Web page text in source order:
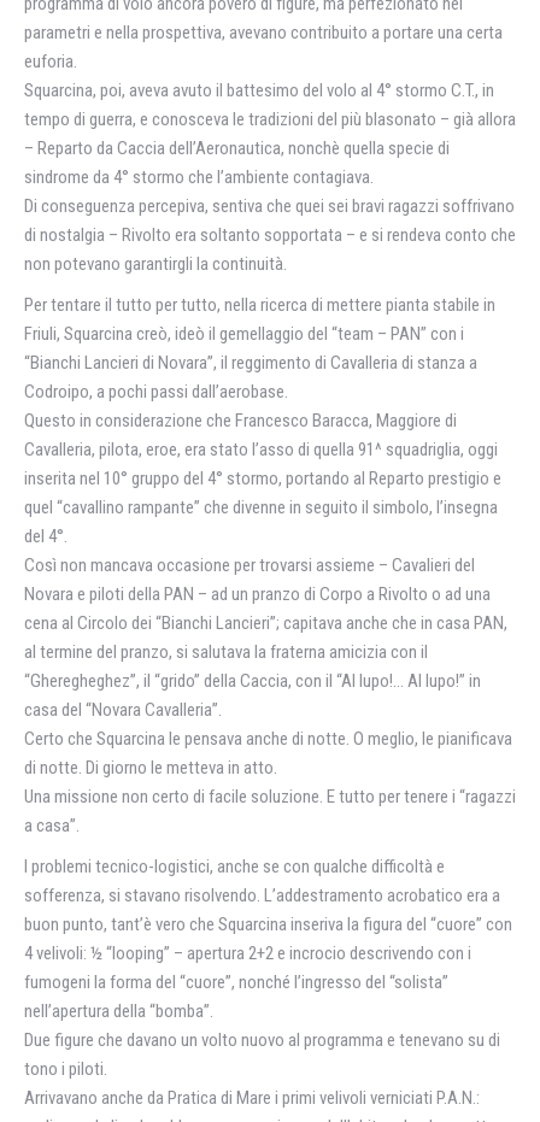
parametri e nella prospettiva, avevano contribuito a portare una certa
euforia.
Squarcina, poi, aveva avuto il battesimo del volo al 4° stormo C.T., in
tempo di guerra, e conosceva le tradizioni del più blasonato – già allora
– Reparto da Caccia dell’Aeronautica, nonchè quella specie di
sindrome da 4° stormo che l’ambiente contagiava.
Di conseguenza percepiva, sentiva che quei sei bravi ragazzi soffrivano
di nostalgia – Rivolto era soltanto sopportata – e si rendeva conto che
non potevano garantirgli la continuità.
Per tentare il tutto per tutto, nella ricerca di mettere pianta stabile in
Friuli, Squarcina creò, ideò il gemellaggio del “team – PAN” con i
“Bianchi Lancieri di Novara”, il reggimento di Cavalleria di stanza a
Codroipo, a pochi passi dall’aerobase.
Questo in considerazione che Francesco Baracca, Maggiore di
Cavalleria, pilota, eroe, era stato l’asso di quella 91^ squadriglia, oggi
inserita nel 10° gruppo del 4° stormo, portando al Reparto prestigio e
quel “cavallino rampante” che divenne in seguito il simbolo, l’insegna
del 4°.
Così non mancava occasione per trovarsi assieme – Cavalieri del
Novara e piloti della PAN – ad un pranzo di Corpo a Rivolto o ad una
cena al Circolo dei “Bianchi Lancieri”; capitava anche che in casa PAN,
al termine del pranzo, si salutava la fraterna amicizia con il
“Gheregheghez”, il “grido” della Caccia, con il “Al lupo!… Al lupo!” in
casa del “Novara Cavalleria”.
Certo che Squarcina le pensava anche di notte. O meglio, le pianificava
di notte. Di giorno le metteva in atto.
Una missione non certo di facile soluzione. E tutto per tenere i “ragazzi
a casa”.
I problemi tecnico-logistici, anche se con qualche difficoltà e
sofferenza, si stavano risolvendo. L’addestramento acrobatico era a
buon punto, tant’è vero che Squarcina inseriva la figura del “cuore” con
4 velivoli: ½ “looping” – apertura 2+2 e incrocio descrivendo con i
fumogeni la forma del “cuore”, nonché l’ingresso del “solista”
nell’apertura della “bomba”.
Due figure che davano un volto nuovo al programma e tenevano su di
tono i piloti.
Arrivavano anche da Pratica di Mare i primi velivoli verniciati P.A.N.: